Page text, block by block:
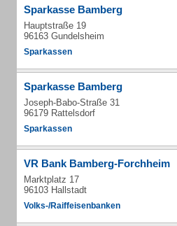
Sparkasse Bamberg
Hauptstraße 19
96163 Gundelsheim
Sparkassen
Sparkasse Bamberg
Joseph-Babo-Straße 31
96179 Rattelsdorf
Sparkassen
VR Bank Bamberg-Forchheim
Marktplatz 17
96103 Hallstadt
Volks-/Raiffeisenbanken